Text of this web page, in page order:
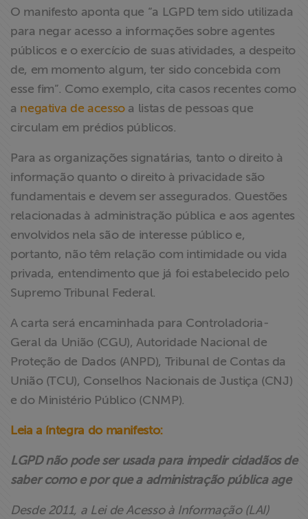
Assine a nossa
newsletter
Fale Conosco
O manifesto aponta que “a LGPD tem sido utilizada
para negar acesso a informações sobre agentes
públicos e o exercício de suas atividades, a despeito
de, em momento algum, ter sido concebida com
esse fim”. Como exemplo, cita casos recentes como
a negativa de acessoa listas de pessoas que
circulam em prédios públicos.
Para as organizações signatárias, tanto o direito à
informação quanto o direito à privacidade são
fundamentais e devem ser assegurados. Questões
relacionadas à administração pública e aos agentes
envolvidos nela são de interesse público e,
portanto, não têm relação com intimidade ou vida
privada, entendimento que já foi estabelecido pelo
Supremo Tribunal Federal.
A carta será encaminhada para Controladoria-
Geral da União (CGU), Autoridade Nacional de
Proteção de Dados (ANPD), Tribunal de Contas da
União (TCU), Conselhos Nacionais de Justiça (CNJ)
e do Ministério Público (CNMP).
Leia a íntegra do manifesto:
LGPD não pode ser usada para impedir cidadãos de
saber como e por que a administração pública age
Desde 2011, a Lei de Acesso à Informação (LAI)